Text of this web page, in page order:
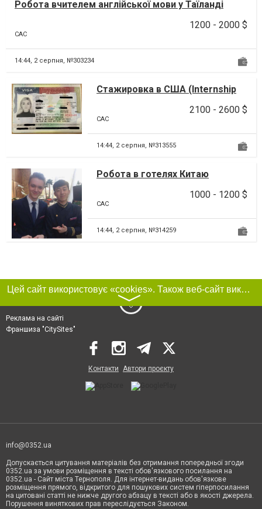
Робота вчителем англійської мови у Таїланді
1200 - 2000 $
CAC
14:44, 2 серпня, №303234
Стажировка в США (Internship
2100 - 2600 $
CAC
14:44, 2 серпня, №313555
Робота в готелях Китаю
1000 - 1200 $
CAC
14:44, 2 серпня, №314259
Цей сайт використовує «cookies». Також веб-сайт використовує інтернет-сервіс для збору технічних даних стосовно відвідувачів з метою отримання маркетингової та статистичної інформації. Умови обробки даних відвідувачів сайту див.
〉
Реклама на сайті
Франшиза "CitySites"
Контакти Автори проєкту
info@0352.ua
Допускається цитування матеріалів без отримання попередньої згоди
0352.ua за умови розміщення в тексті обов'язкового посилання на
0352.ua - Сайт міста Тернополя. Для інтернет-видань обов'язкове
розміщення прямого, відкритого для пошукових систем гіперпосилання
на цитовані статті не нижче другого абзацу в тексті або в якості джерела.
Порушення виняткових прав переслідується Законом.